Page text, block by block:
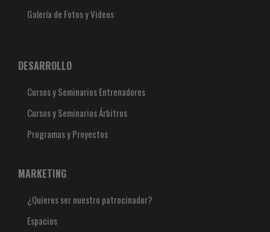
Galería de Fotos y Videos
DESARROLLO
Cursos y Seminarios Entrenadores
Cursos y Seminarios Árbitros
Programas y Proyectos
MARKETING
¿Quieres ser nuestro patrocinador?
Espacios